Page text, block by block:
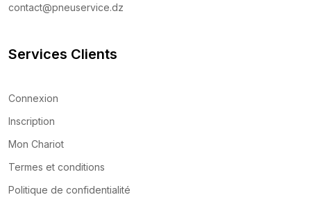
contact@pneuservice.dz
Services Clients
Connexion
Inscription
Mon Chariot
Termes et conditions
Politique de confidentialité